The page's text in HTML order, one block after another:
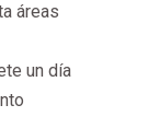
áreas
un día